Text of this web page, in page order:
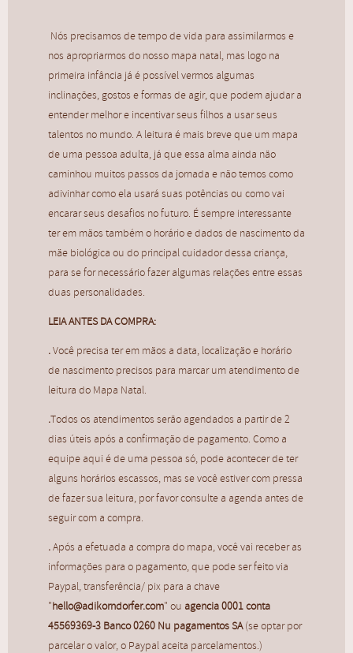
Revolução Solar
R$180,00
Trânsitos Astrológicos
Nós precisamos de tempo de vida para assimilarmos e
nos apropriarmos do nosso mapa natal, mas logo na
primeira infância já é possível vermos algumas
inclinações, gostos e formas de agir, que podem ajudar a
entender melhor e incentivar seus filhos a usar seus
talentos no mundo. A leitura é mais breve que um mapa
de uma pessoa adulta, já que essa alma ainda não
caminhou muitos passos da jornada e não temos como
adivinhar como ela usará suas potências ou como vai
encarar seus desafios no futuro. É sempre interessante
ter em mãos também o horário e dados de nascimento da
mãe biológica ou do principal cuidador dessa criança,
para se for necessário fazer algumas relações entre essas
duas personalidades.
LEIA ANTES DA COMPRA:
.Você precisa ter em mãos a data, localização e horário
de nascimento precisos para marcar um atendimento de
leitura do Mapa Natal.
.Todos os atendimentos serão agendados a partir de 2
dias úteis após a confirmação de pagamento. Como a
equipe aqui é de uma pessoa só, pode acontecer de ter
alguns horários escassos, mas se você estiver com pressa
de fazer sua leitura, por favor consulte a agenda antes de
seguir com a compra.
.Após a efetuada a compra do mapa, você vai receber as
informações para o pagamento, que pode ser feito via
Paypal, transferência/ pix para a chave
"hello@adikorndorfer.com" ou agencia 0001 conta
45569369-3 Banco 0260 Nu pagamentos SA(se optar por
parcelar o valor, o Paypal aceita parcelamentos.)